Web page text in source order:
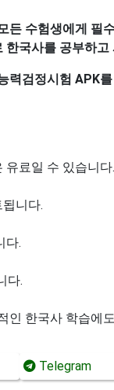
든 수험생에게 필
한국사를 공부하
력검정시험 APK
유료일 수 있습니다.
니다.
다.
다.
인 한국사 학습에
Telegram